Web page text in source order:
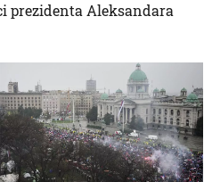
prezidenta Aleksandara